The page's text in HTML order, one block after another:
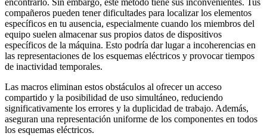
encontrarlo. Sin embargo, este método tiene sus inconvenientes. Tus
compañeros pueden tener dificultades para localizar los elementos
específicos en tu ausencia, especialmente cuando los miembros del
equipo suelen almacenar sus propios datos de dispositivos
específicos de la máquina. Esto podría dar lugar a incoherencias en
las representaciones de los esquemas eléctricos y provocar tiempos
de inactividad temporales.
Las macros eliminan estos obstáculos al ofrecer un acceso
compartido y la posibilidad de uso simultáneo, reduciendo
significativamente los errores y la duplicidad de trabajo. Además,
aseguran una representación uniforme de los componentes en todos
los esquemas eléctricos.